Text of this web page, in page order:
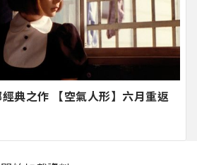
典之作 【空氣人形】六月重返